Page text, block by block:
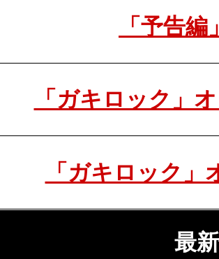
「予告
「ガキロック」
「ガキロック
最